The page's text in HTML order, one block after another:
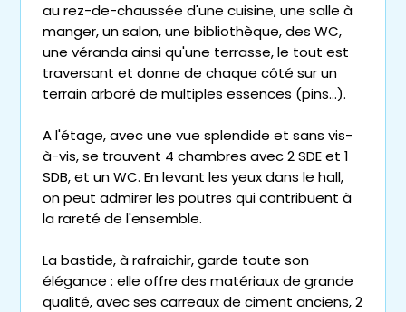
au rez-de-chaussée d'une cuisine, une salle à
manger, un salon, une bibliothèque, des WC,
une véranda ainsi qu'une terrasse, le tout est
traversant et donne de chaque côté sur un
terrain arboré de multiples essences (pins...).
A l'étage, avec une vue splendide et sans vis-
à-vis, se trouvent 4 chambres avec 2 SDE et 1
SDB, et un WC. En levant les yeux dans le hall,
on peut admirer les poutres qui contribuent à
la rareté de l'ensemble.
La bastide, à rafraichir, garde toute son
élégance : elle offre des matériaux de grande
qualité, avec ses carreaux de ciment anciens, 2